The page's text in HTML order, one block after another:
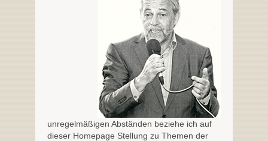
unregelmäßigen Abständen beziehe ich auf
dieser Homepage Stellung zu Themen der